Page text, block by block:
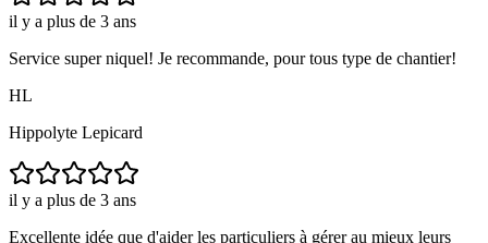
il y a plus de 3 ans
Service super niquel! Je recommande, pour tous type de chantier!
HL
Hippolyte Lepicard
il y a plus de 3 ans
Excellente idée que d'aider les particuliers à gérer au mieux leurs